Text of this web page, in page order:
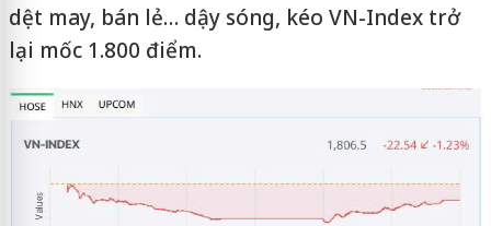
dệt may, bán lẻ… dậy sóng, kéo VN-Index trở
lại mốc 1.800 điểm.